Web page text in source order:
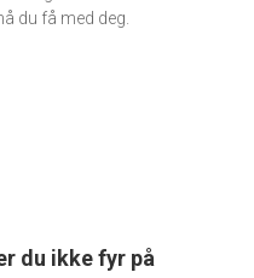
du få med deg.
du ikke fyr på